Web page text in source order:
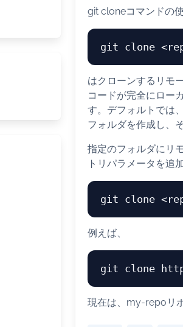
git cloneコマンドの
はクローンするリモ
コードが完全にロー
す。デフォルトでは
フォルダを作成し、
指定のフォルダにリ
トリパラメータを追
例えば、
現在は、my-repoリ